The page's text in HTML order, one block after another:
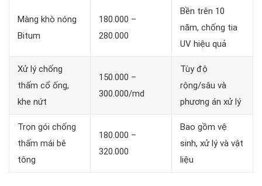
Màng khò nóng
Bitum
180.000 –
280.000
Bền trên 10
năm, chống tia
UV hiệu quả
Xử lý chống
thấm cổ ống,
khe nứt
150.000 –
300.000/md
Tùy độ
rộng/sâu và
phương án xử lý
Trọn gói chống
thấm mái bê
tông
180.000 –
320.000
Bao gồm vệ
sinh, xử lý và vật
liệu